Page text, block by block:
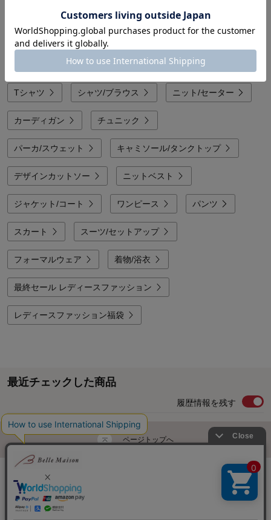
ギフト レディースファッション
他のカテゴリから探す
Tシャツ シャツ/ブラウス ニット/セーター
カーディガン チュニック
パーカ/スウェット キャミソール/タンクトップ
デザインカットソー ニットベスト
ジャケット/コート ワンピース パンツ
スカート スーツ/セットアップ
フォーマルウェア 着物/浴衣
最終セール レディースファッション
レディースファッション福袋
最近チェックした商品
履歴情報を残す
ページトップへ
ご利用ガイド・お知らせ
サイトマップ